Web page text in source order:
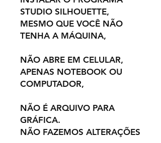
STUDIO SILHOUETTE,
MESMO QUE VOCÊ NÃO
TENHA A MÁQUINA,
NÃO ABRE EM CELULAR,
APENAS NOTEBOOK OU
COMPUTADOR,
NÃO É ARQUIVO PARA
GRÁFICA.
NÃO FAZEMOS ALTERAÇÕES